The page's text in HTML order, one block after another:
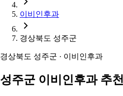
이비인후과
경상북도 성주군
경상북도 성주군 · 이비인후과
성주군 이비인후과 추천